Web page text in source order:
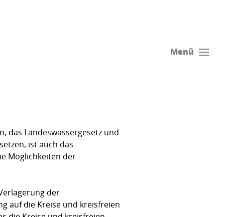
Menü
das Landeswassergesetz und
ist auch das
Möglichkeiten der
der
auf die Kreise und kreisfreien